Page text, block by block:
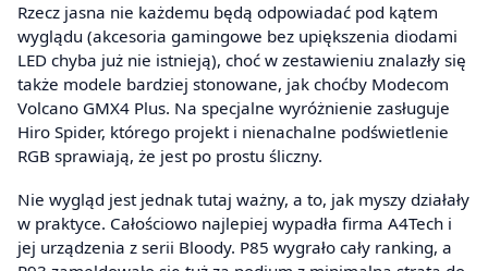
Rzecz jasna nie każdemu będą odpowiadać pod kątem
wyglądu (akcesoria gamingowe bez upiększenia diodami
LED chyba już nie istnieją), choć w zestawieniu znalazły się
także modele bardziej stonowane, jak choćby Modecom
Volcano GMX4 Plus. Na specjalne wyróżnienie zasługuje
Hiro Spider, którego projekt i nienachalne podświetlenie
RGB sprawiają, że jest po prostu śliczny.
Nie wygląd jest jednak tutaj ważny, a to, jak myszy działały
w praktyce. Całościowo najlepiej wypadła firma A4Tech i
jej urządzenia z serii Bloody. P85 wygrało cały ranking, a